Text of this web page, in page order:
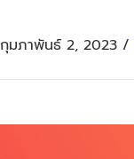
กุมภาพันธ์ 2, 2023 /